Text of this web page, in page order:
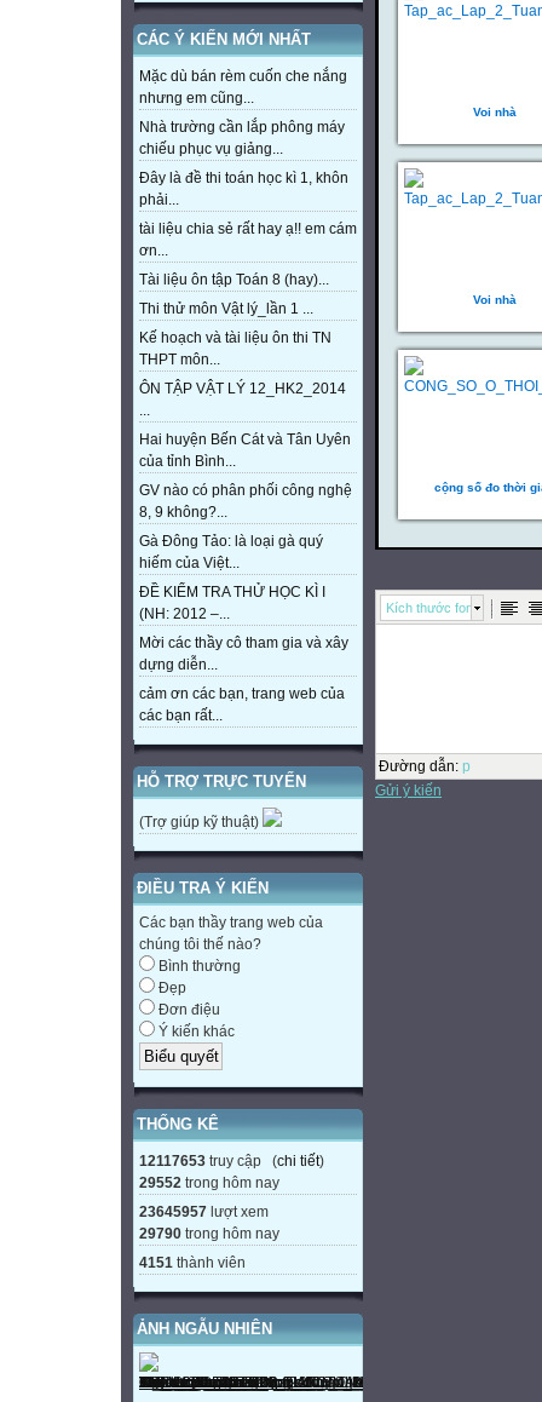
CÁC Ý KIẾN MỚI NHẤT
Mặc dù bán rèm cuốn che nắng
nhưng em cũng...
Nhà trường cần lắp phông máy
chiếu phục vụ giảng...
Đây là đề thi toán học kì 1, khôn
phải...
tài liệu chia sẻ rất hay ạ!! em cám
ơn...
Tài liệu ôn tập Toán 8 (hay)...
Thi thử môn Vật lý_lần 1 ...
Kế hoạch và tài liệu ôn thi TN
THPT môn...
ÔN TẬP VẬT LÝ 12_HK2_2014
...
Hai huyện Bến Cát và Tân Uyên
của tỉnh Bình...
GV nào có phân phối công nghệ
8, 9 không?...
Gà Đông Tảo: là loại gà quý
hiếm của Việt...
ĐỀ KIỂM TRA THỬ HỌC KÌ I
(NH: 2012 –...
Mời các thầy cô tham gia và xây
dựng diễn...
cảm ơn các bạn, trang web của
các bạn rất...
HỖ TRỢ TRỰC TUYẾN
(Trợ giúp kỹ thuật)
ĐIỀU TRA Ý KIẾN
Các bạn thầy trang web của
chúng tôi thế nào?
Bình thường
Đẹp
Đơn điệu
Ý kiến khác
THỐNG KÊ
12117653 truy cập (chi tiết)
29552 trong hôm nay
23645957 lượt xem
29790 trong hôm nay
4151 thành viên
ẢNH NGẪU NHIÊN
Voi nhà
Voi nhà
cộng số đo thời
Kích thước font
Đường dẫn: p
Gửi ý kiến